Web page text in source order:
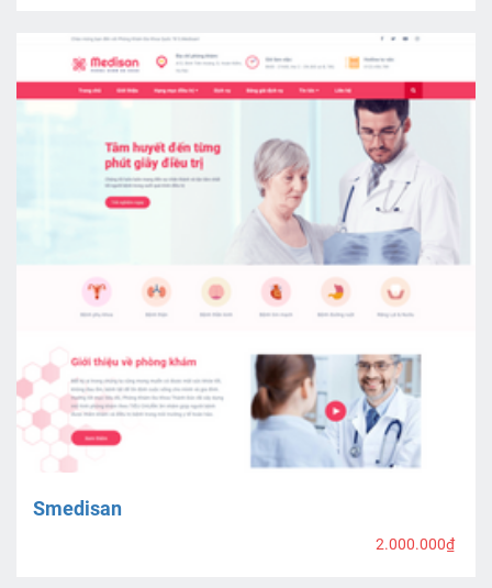
Smedisan
2.000.000₫